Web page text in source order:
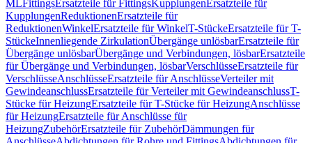
MLFittingsErsatzteile für FittingsKupplungenErsatzteile für
KupplungenReduktionenErsatzteile für
ReduktionenWinkelErsatzteile für WinkelT-StückeErsatzteile für T-
StückeInnenliegende ZirkulationÜbergänge unlösbarErsatzteile für
Übergänge unlösbarÜbergänge und Verbindungen, lösbarErsatzteile
für Übergänge und Verbindungen, lösbarVerschlüsseErsatzteile für
VerschlüsseAnschlüsseErsatzteile für AnschlüsseVerteiler mit
GewindeanschlussErsatzteile für Verteiler mit GewindeanschlussT-
Stücke für HeizungErsatzteile für T-Stücke für HeizungAnschlüsse
für HeizungErsatzteile für Anschlüsse für
HeizungZubehörErsatzteile für ZubehörDämmungen für